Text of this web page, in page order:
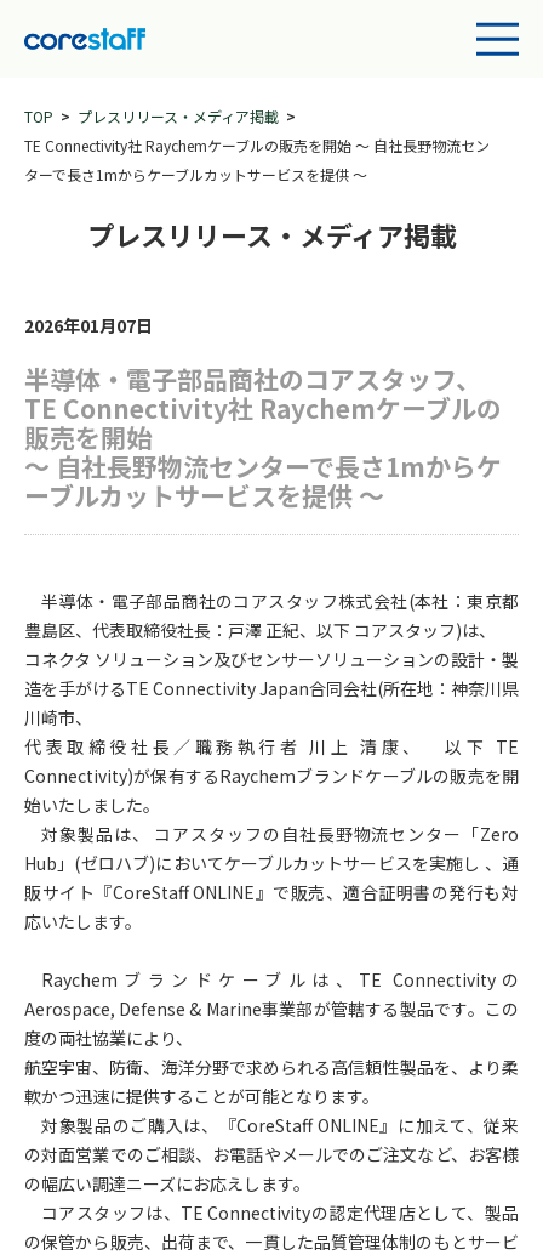
TOP
プレスリリース・メディア掲載
TE Connectivity社 Raychemケーブルの販売を開始 ～ 自社長野物流セン
ターで長さ1mからケーブルカットサービスを提供 ～
プレスリリース・メディア掲載
2026年01月07日
半導体・電子部品商社のコアスタッフ、
TE Connectivity社 Raychemケーブルの
販売を開始
～ 自社長野物流センターで長さ1mからケ
ーブルカットサービスを提供 ～
半導体・電子部品商社のコアスタッフ株式会社(本社：東京都
豊島区、代表取締役社長：戸澤 正紀、以下 コアスタッフ)は、
コネクタ ソリューション及びセンサーソリューションの設計・製
造を手がけるTE Connectivity Japan合同会社(所在地：神奈川県
川崎市、
代表取締役社長／職務執行者 川上 清康、 以下 TE
Connectivity)が保有するRaychemブランドケーブルの販売を開
始いたしました。
対象製品は、 コアスタッフの自社長野物流センター「Zero
Hub」(ゼロハブ)においてケーブルカットサービスを実施し 、通
販サイト『CoreStaff ONLINE』で販売、適合証明書の発行も対
応いたします。
Raychem ブランドケーブルは、TE Connectivityの
Aerospace, Defense & Marine事業部が管轄する製品です。この
度の両社協業により、
航空宇宙、防衛、海洋分野で求められる高信頼性製品を、より柔
軟かつ迅速に提供することが可能となります。
対象製品のご購入は、『CoreStaff ONLINE』に加えて、従来
の対面営業でのご相談、お電話やメールでのご注文など、お客様
の幅広い調達ニーズにお応えします。
コアスタッフは、TE Connectivityの認定代理店として、製品
の保管から販売、出荷まで、一貫した品質管理体制のもとサービ